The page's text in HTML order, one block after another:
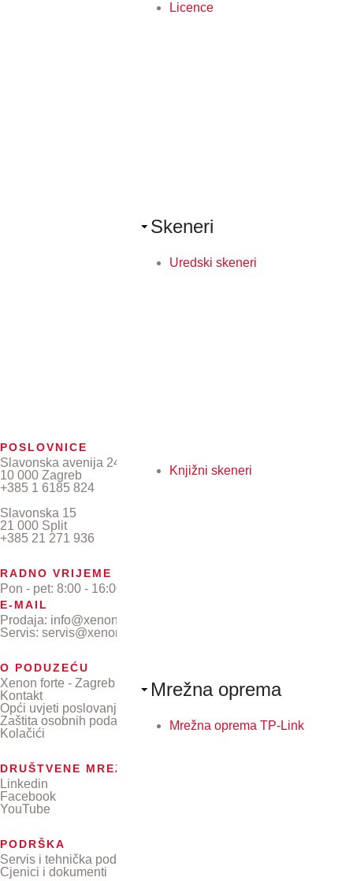
Licence
Skeneri
Uredski skeneri
Knjižni skeneri
Mrežna oprema
Mrežna oprema TP-Link
POSLOVNICE
Slavonska avenija 24/6
10 000 Zagreb
+385 1 6185 824
Slavonska 15
21 000 Split
+385 21 271 936
RADNO VRIJEME
Pon - pet: 8:00 - 16:00
E-MAIL
Prodaja: info@xenon-forte.hr
Servis: servis@xenon-forte.hr
O PODUZEĆU
Xenon forte - Zagreb
Kontakt
Opći uvjeti poslovanja
Zaštita osobnih podataka
Kolačići
DRUŠTVENE MREŽE
Linkedin
Facebook
YouTube
PODRŠKA
Servis i tehnička podrška
Cjenici i dokumenti